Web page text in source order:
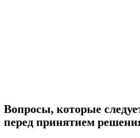
Вопросы, которые
перед принятием